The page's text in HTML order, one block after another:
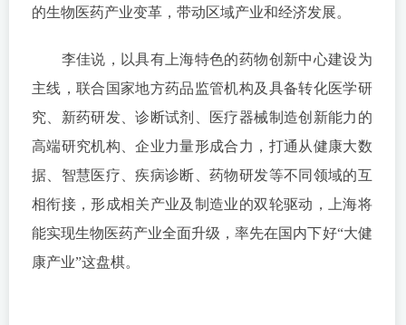
的生物医药产业变革，带动区域产业和经济发展。
李佳说，以具有上海特色的药物创新中心建设为
主线，联合国家地方药品监管机构及具备转化医学研
究、新药研发、诊断试剂、医疗器械制造创新能力的
高端研究机构、企业力量形成合力，打通从健康大数
据、智慧医疗、疾病诊断、药物研发等不同领域的互
相衔接，形成相关产业及制造业的双轮驱动，上海将
能实现生物医药产业全面升级，率先在国内下好“大健
康产业”这盘棋。